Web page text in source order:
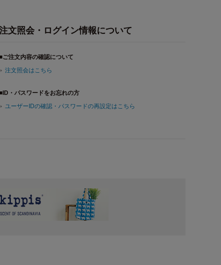
文照会・ログイン情報について
ご注文内容の確認について
注文照会はこちら
・パスワードをお忘れの方
ユーザーIDの確認・パスワードの再設定はこちら